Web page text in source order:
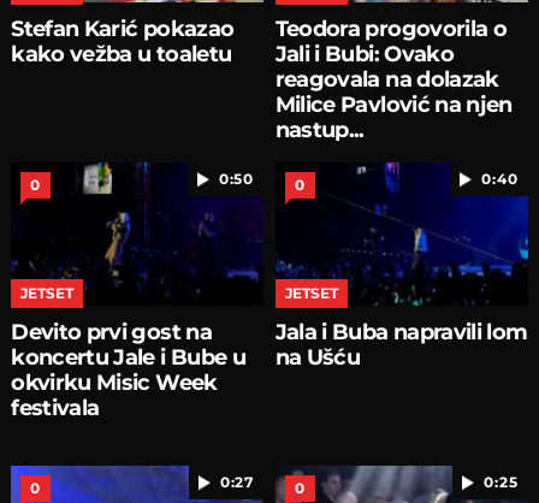
Stefan Karić pokazao
kako vežba u toaletu
Teodora progovorila o
Jali i Bubi: Ovako
reagovala na dolazak
Milice Pavlović na njen
nastup...
0:50
0
JETSET
Devito prvi gost na
koncertu Jale i Bube u
okvirku Misic Week
festivala
0:40
0
JETSET
Jala i Buba napravili lom
na Ušću
0:27
0 0:25
0